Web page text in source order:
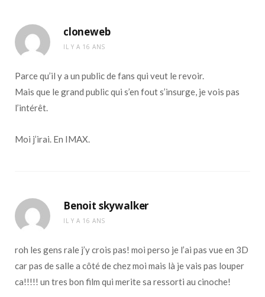
cloneweb
IL Y A 16 ANS
Parce qu’il y a un public de fans qui veut le revoir.
Mais que le grand public qui s’en fout s’insurge, je vois pas
l’intérêt.
Moi j’irai. En IMAX.
Benoit skywalker
IL Y A 16 ANS
roh les gens rale j’y crois pas! moi perso je l’ai pas vue en 3D
car pas de salle a côté de chez moi mais là je vais pas louper
ca!!!!! un tres bon film qui merite sa ressorti au cinoche!